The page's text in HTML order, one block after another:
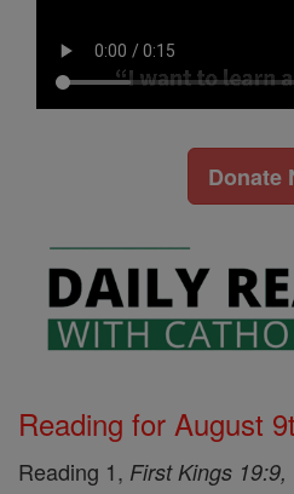
Donate
Reading for August
Reading 1, First Kings 19:9,